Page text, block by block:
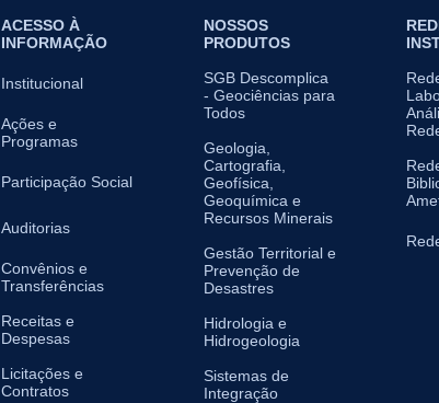
ACESSO À
INFORMAÇÃO
Institucional
Ações e
Programas
Participação Social
Auditorias
Convênios e
Transferências
Receitas e
Despesas
Licitações e
Contratos
NOSSOS
PRODUTOS
SGB Descomplica
- Geociências para
Todos
Geologia,
Cartografia,
Geofísica,
Geoquímica e
Recursos Minerais
Gestão Territorial e
Prevenção de
Desastres
Hidrologia e
Hidrogeologia
Sistemas de
Integração